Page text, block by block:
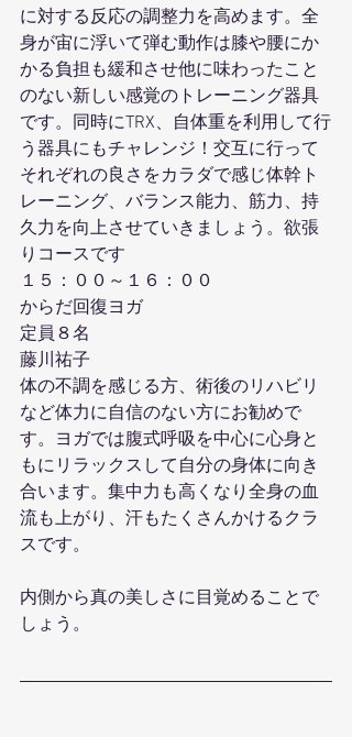
に対する反応の調整力を高めます。全
身が宙に浮いて弾む動作は膝や腰にか
かる負担も緩和させ他に味わったこと
のない新しい感覚のトレーニング器具
です。同時にTRX、自体重を利用して行
う器具にもチャレンジ！交互に行って
それぞれの良さをカラダで感じ体幹ト
レーニング、バランス能力、筋力、持
久力を向上させていきましょう。欲張
りコースです
１５：００～１６：００
からだ回復ヨガ
定員８名
藤川祐子
体の不調を感じる方、術後のリハビリ
など体力に自信のない方にお勧めで
す。ヨガでは腹式呼吸を中心に心身と
もにリラックスして自分の身体に向き
合います。集中力も高くなり全身の血
流も上がり、汗もたくさんかけるクラ
スです。
内側から真の美しさに目覚めることで
しょう。